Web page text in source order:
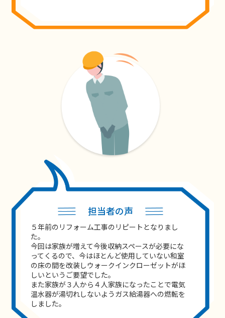
担当者の声
５年前のリフォーム工事のリピートとなりまし
た。
今回は家族が増えて今後収納スペースが必要にな
ってくるので、今はほとんど使用していない和室
の床の間を改装しウォークインクローゼットがほ
しいというご要望でした。
また家族が３人から４人家族になったことで電気
温水器が湯切れしないようガス給湯器への燃転を
しました。